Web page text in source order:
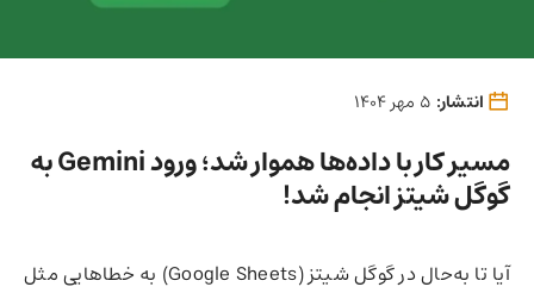
انتشار:
مسیر کار با داده‌ها هموار شد؛ ورود Gemini به
گوگل شیتز انجام شد!
آیا تا به‌حال در گوگل شیتز (Google Sheets) به خطاهایی مثل